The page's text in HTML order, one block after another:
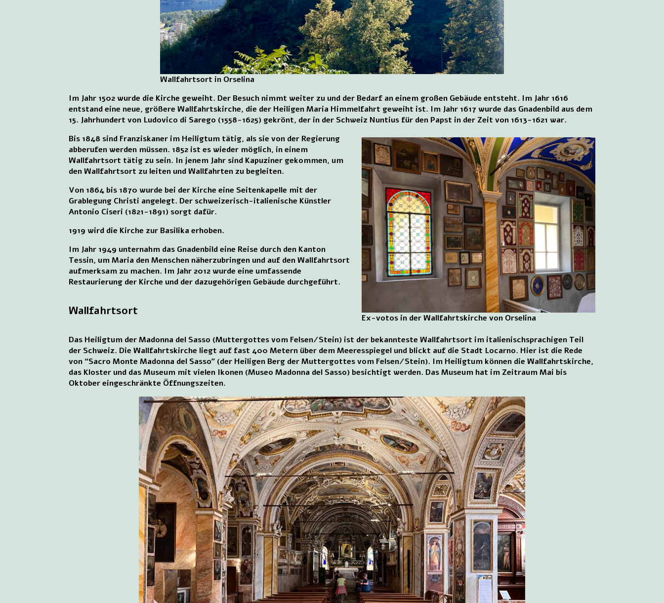
Wallfahrtsort in Orselina
Im Jahr 1502 wurde die Kirche geweiht. Der Besuch nimmt weiter zu und der Bedarf an einem großen Gebäude entsteht. Im Jahr 1616
entstand eine neue, größere Wallfahrtskirche, die der Heiligen Maria Himmelfahrt geweiht ist. Im Jahr 1617 wurde das Gnadenbild aus dem
15. Jahrhundert von Ludovico di Sarego (1558-1625) gekrönt, der in der Schweiz Nuntius für den Papst in der Zeit von 1613-1621 war.
Ex-votos in der Wallfahrtskirche von Orselina
Bis 1848 sind Franziskaner im Heiligtum tätig, als sie von der Regierung
abberufen werden müssen. 1852 ist es wieder möglich, in einem
Wallfahrtsort tätig zu sein. In jenem Jahr sind Kapuziner gekommen, um
den Wallfahrtsort zu leiten und Wallfahrten zu begleiten.
Von 1864 bis 1870 wurde bei der Kirche eine Seitenkapelle mit der
Grablegung Christi angelegt. Der schweizerisch-italienische Künstler
Antonio Ciseri (1821-1891) sorgt dafür.
1919 wird die Kirche zur Basilika erhoben.
Im Jahr 1949 unternahm das Gnadenbild eine Reise durch den Kanton
Tessin, um Maria den Menschen näherzubringen und auf den Wallfahrtsort
aufmerksam zu machen. Im Jahr 2012 wurde eine umfassende
Restaurierung der Kirche und der dazugehörigen Gebäude durchgeführt.
Wallfahrtsort
Das Heiligtum der Madonna del Sasso (Muttergottes vom Felsen/Stein) ist der bekannteste Wallfahrtsort im italienischsprachigen Teil
der Schweiz. Die Wallfahrtskirche liegt auf fast 400 Metern über dem Meeresspiegel und blickt auf die Stadt Locarno. Hier ist die Rede
von “Sacro Monte Madonna del Sasso” (der Heiligen Berg der Muttergottes vom Felsen/Stein). Im Heiligtum können die Wallfahrtskirche,
das Kloster und das Museum mit vielen Ikonen (Museo Madonna del Sasso) besichtigt werden. Das Museum hat im Zeitraum Mai bis
Oktober eingeschränkte Öffnungszeiten.